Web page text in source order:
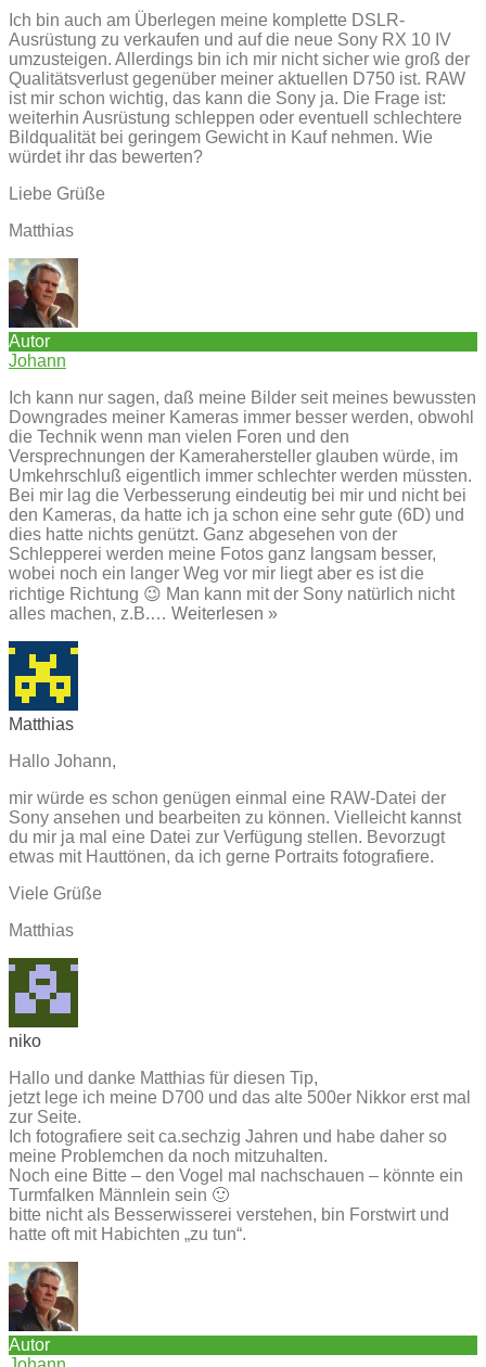
Ich bin auch am Überlegen meine komplette DSLR-
Ausrüstung zu verkaufen und auf die neue Sony RX 10 IV
umzusteigen. Allerdings bin ich mir nicht sicher wie groß der
Qualitätsverlust gegenüber meiner aktuellen D750 ist. RAW
ist mir schon wichtig, das kann die Sony ja. Die Frage ist:
weiterhin Ausrüstung schleppen oder eventuell schlechtere
Bildqualität bei geringem Gewicht in Kauf nehmen. Wie
würdet ihr das bewerten?
Liebe Grüße
Matthias
Autor
Johann
Ich kann nur sagen, daß meine Bilder seit meines bewussten
Downgrades meiner Kameras immer besser werden, obwohl
die Technik wenn man vielen Foren und den
Versprechnungen der Kamerahersteller glauben würde, im
Umkehrschluß eigentlich immer schlechter werden müssten.
Bei mir lag die Verbesserung eindeutig bei mir und nicht bei
den Kameras, da hatte ich ja schon eine sehr gute (6D) und
dies hatte nichts genützt. Ganz abgesehen von der
Schlepperei werden meine Fotos ganz langsam besser,
wobei noch ein langer Weg vor mir liegt aber es ist die
richtige Richtung 😉 Man kann mit der Sony natürlich nicht
alles machen, z.B.… Weiterlesen »
Matthias
Hallo Johann,
mir würde es schon genügen einmal eine RAW-Datei der
Sony ansehen und bearbeiten zu können. Vielleicht kannst
du mir ja mal eine Datei zur Verfügung stellen. Bevorzugt
etwas mit Hauttönen, da ich gerne Portraits fotografiere.
Viele Grüße
Matthias
niko
Hallo und danke Matthias für diesen Tip,
jetzt lege ich meine D700 und das alte 500er Nikkor erst mal
zur Seite.
Ich fotografiere seit ca.sechzig Jahren und habe daher so
meine Problemchen da noch mitzuhalten.
Noch eine Bitte – den Vogel mal nachschauen – könnte ein
Turmfalken Männlein sein 🙂
bitte nicht als Besserwisserei verstehen, bin Forstwirt und
hatte oft mit Habichten „zu tun“.
Autor